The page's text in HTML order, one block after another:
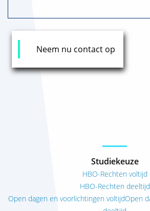
Neem nu contact op
Studiekeuze
HBO-Rechten voltijd
HBO-Rechten deeltijd
Open dagen en voorlichtingen voltijdOpen